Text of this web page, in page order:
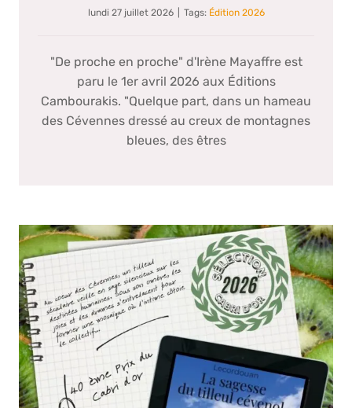
lundi 27 juillet 2026 Tags: Édition 2026
"De proche en proche" d'Irène Mayaffre est
paru le 1er avril 2026 aux Éditions
Cambourakis. "Quelque part, dans un hameau
des Cévennes dressé au creux de montagnes
bleues, des êtres